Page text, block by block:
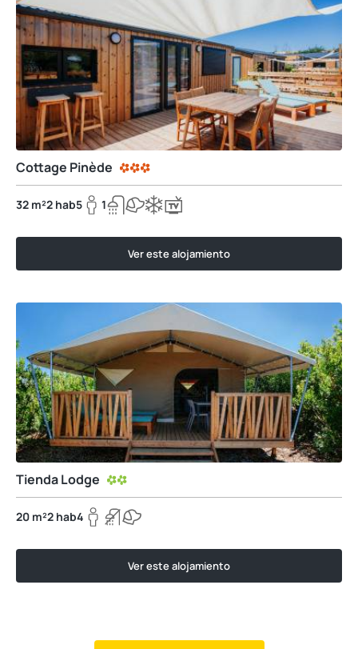
Cottage Pinède
32 m²2 hab5 1
Ver este alojamiento
Tienda Lodge
20 m²2 hab4
Ver este alojamiento